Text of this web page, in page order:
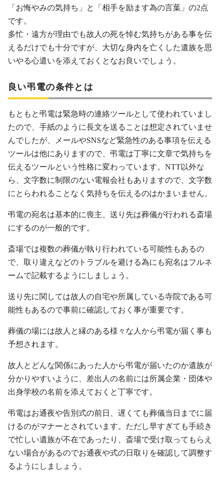
「お悔やみの気持ち」と「相手を励ます為の言葉」の2点
です。
多忙・遠方が理由でも故人の死を悼む気持ちがある事を伝
えるだけでも十分ですが、大切な身内を亡くした遺族を思
いやる心遣いを添えておくとなお良いでしょう。
良い弔電の条件とは
もともと弔電は緊急時の連絡ツールとして使われていまし
たので、手紙のように長文を送ることは想定されていませ
んでしたが、メールやSNSなど緊急性のある事項を伝える
ツールは他にありますので、弔電は丁寧に文章で気持ちを
伝えるツールという性格に変わっています。NTT以外な
ら、文字数に制限のない電報会社もありますので、文字数
にとらわれることなく気持ちを伝えるのはかまいません。
弔電の宛名は基本的に喪主、送り先は葬儀が行われる斎場
にするのが一般的です。
斎場では複数の葬儀が執り行われている可能性もあるの
で、取り違えなどのトラブルを避ける為にも宛名はフルネ
ームで記載するようにしましょう。
送り先に関しては故人の自宅や所属している寺院である可
能性もあるので事前に確認しておく事が重要です。
葬儀の場には故人と縁のある様々な人から弔電が届く事も
予想されます。
故人とどんな関係にあった人から弔電が届いたのか遺族が
分かりやすいように、差出人の名前には所属企業・団体や
出身学校の名前を添えておくと丁寧です。
弔電はお通夜や告別式の前日、遅くても葬儀当日までに届
けるのがマナーとされています。ただし早すぎても手続き
で忙しい遺族が不在であったり、斎場で受け取ってもらえ
ない場合があるのでお通夜や式の日取りを確認して調整す
るようにしましょう。